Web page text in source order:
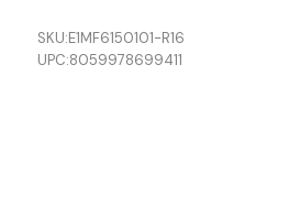
SKU:E1MF6150101-R16
UPC:8059978699411